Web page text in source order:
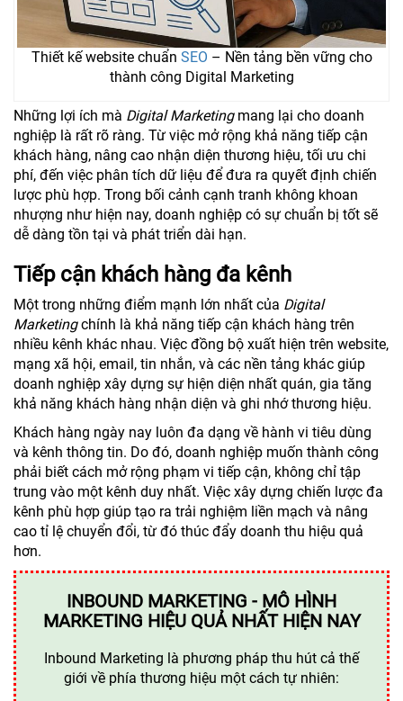
Thiết kế website chuẩn SEO – Nền tảng bền vững cho
thành công Digital Marketing
Những lợi ích mà Digital Marketingmang lại cho doanh
nghiệp là rất rõ ràng. Từ việc mở rộng khả năng tiếp cận
khách hàng, nâng cao nhận diện thương hiệu, tối ưu chi
phí, đến việc phân tích dữ liệu để đưa ra quyết định chiến
lược phù hợp. Trong bối cảnh cạnh tranh không khoan
nhượng như hiện nay, doanh nghiệp có sự chuẩn bị tốt sẽ
dễ dàng tồn tại và phát triển dài hạn.
Tiếp cận khách hàng đa kênh
Một trong những điểm mạnh lớn nhất của Digital
Marketingchính là khả năng tiếp cận khách hàng trên
nhiều kênh khác nhau. Việc đồng bộ xuất hiện trên website,
mạng xã hội, email, tin nhắn, và các nền tảng khác giúp
doanh nghiệp xây dựng sự hiện diện nhất quán, gia tăng
khả năng khách hàng nhận diện và ghi nhớ thương hiệu.
Khách hàng ngày nay luôn đa dạng về hành vi tiêu dùng
và kênh thông tin. Do đó, doanh nghiệp muốn thành công
phải biết cách mở rộng phạm vi tiếp cận, không chỉ tập
trung vào một kênh duy nhất. Việc xây dựng chiến lược đa
kênh phù hợp giúp tạo ra trải nghiệm liền mạch và nâng
cao tỉ lệ chuyển đổi, từ đó thúc đẩy doanh thu hiệu quả
hơn.
INBOUND MARKETING - MÔ HÌNH
MARKETING HIỆU QUẢ NHẤT HIỆN NAY
Inbound Marketing là phương pháp thu hút cả thế
giới về phía thương hiệu một cách tự nhiên: